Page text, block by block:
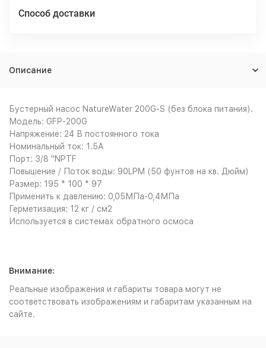
Способ доставки
Описание
Бустерный насос NatureWater 200G-S (без блока питания).
Модель: GFP-200G
Напряжение: 24 В постоянного тока
Номинальный ток: 1.5A
Порт: 3/8 "NPTF
Повышение / Поток воды: 90LPM (50 фунтов на кв. Дюйм)
Размер: 195 * 100 * 97
Применить к давлению: 0,05МПа-0,4МПа
Герметизация: 12 кг / см2
Используется в системах обратного осмоса
Внимание:
Реальные изображения и габариты товара могут не
соответствовать изображениям и габаритам указанным на
сайте.